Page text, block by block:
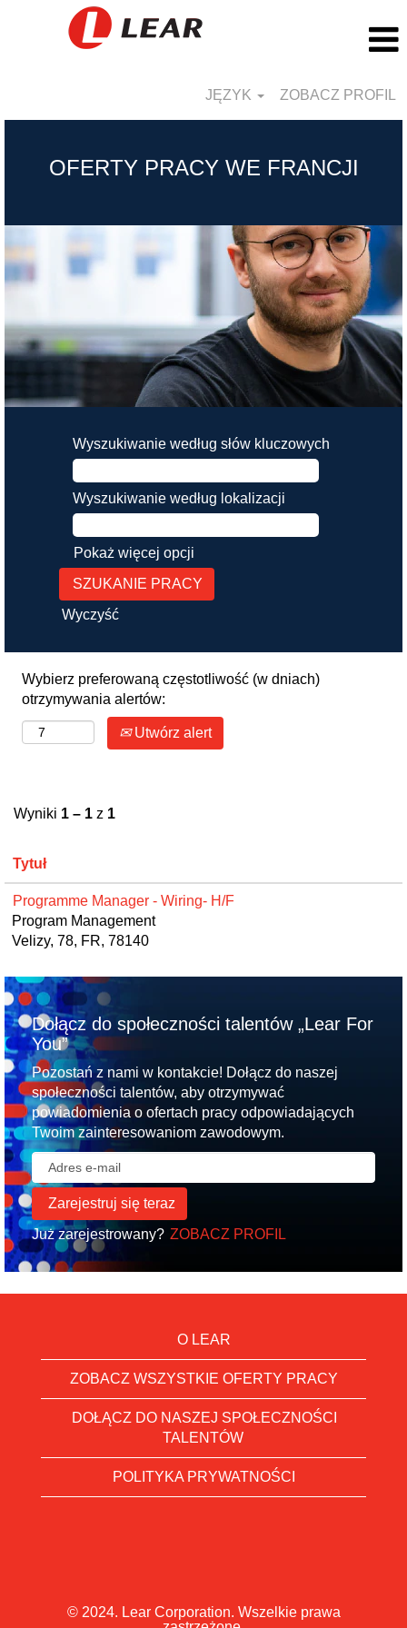
JĘZYK ZOBACZ PROFIL
OFERTY PRACY WE FRANCJI
Wyszukiwanie według słów kluczowych
Wyszukiwanie według lokalizacji
Pokaż więcej opcji
Wyczyść
Wybierz preferowaną częstotliwość (w dniach)
otrzymywania alertów:
Utwórz alert
Wyniki 1 – 1 z 1
Tytuł
Programme Manager - Wiring- H/F
Program Management
Velizy, 78, FR, 78140
Dołącz do społeczności talentów „Lear For
You”
Pozostań z nami w kontakcie! Dołącz do naszej
społeczności talentów, aby otrzymywać
powiadomienia o ofertach pracy odpowiadających
Twoim zainteresowaniom zawodowym.
Już zarejestrowany? ZOBACZ PROFIL
O LEAR
ZOBACZ WSZYSTKIE OFERTY PRACY
DOŁĄCZ DO NASZEJ SPOŁECZNOŚCI
TALENTÓW
POLITYKA PRYWATNOŚCI
© 2024. Lear Corporation. Wszelkie prawa